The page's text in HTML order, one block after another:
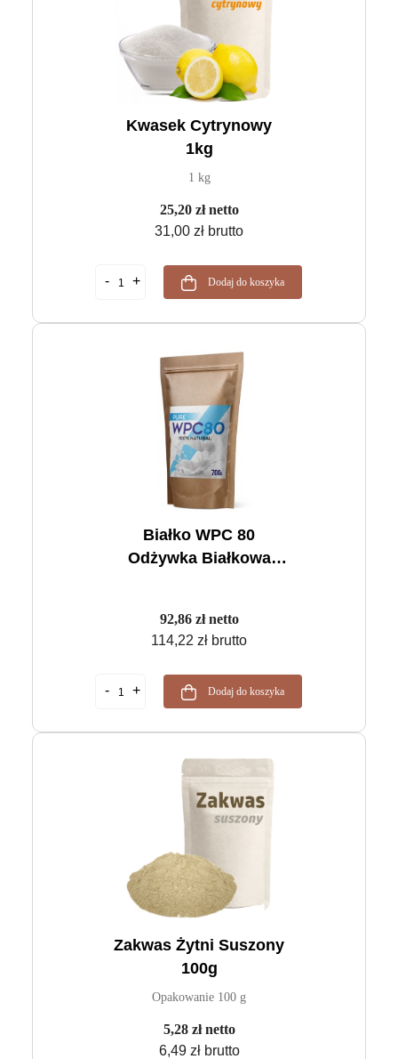
Kwasek Cytrynowy
1kg
1 kg
25,20 zł netto
31,00 zł brutto
Dodaj do koszyka
Białko WPC 80
Odżywka Białkowa
92,86 zł netto
114,22 zł brutto
Dodaj do koszyka
Zakwas Żytni Suszony
100g
Opakowanie 100 g
5,28 zł netto
6,49 zł brutto